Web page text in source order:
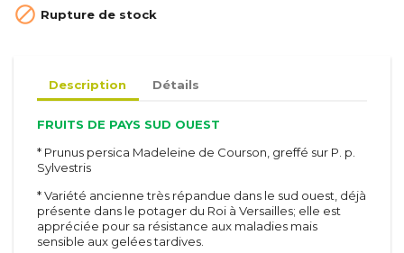
Arbustes
 Rupture de stock
Description Détails
FRUITS DE PAYS SUD OUEST
* Prunus persica Madeleine de Courson, greffé sur P. p.
Sylvestris
* Variété ancienne très répandue dans le sud ouest, déjà
présente dans le potager du Roi à Versailles; elle est
appréciée pour sa résistance aux maladies mais
sensible aux gelées tardives.